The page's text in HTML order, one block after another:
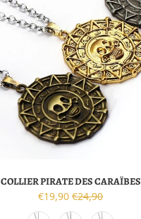
COLLIER PIRATE DES CARAÏBES
€19,90 €24,90